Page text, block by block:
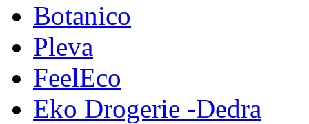
Botanico
Pleva
FeelEco
Eko Drogerie -Dedra